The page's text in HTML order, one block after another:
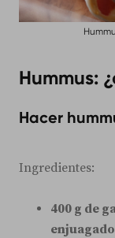
Hummus:
Hacer
Ingredientes:
400 g de